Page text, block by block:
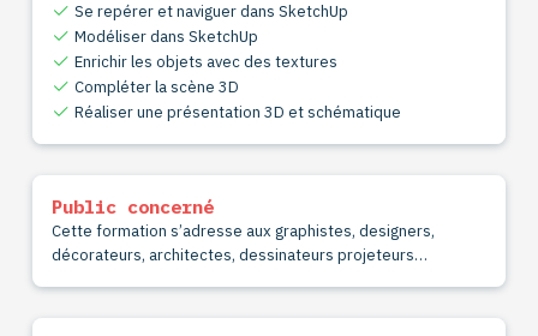
Se repérer et naviguer dans SketchUp
Modéliser dans SketchUp
Enrichir les objets avec des textures
Compléter la scène 3D
Réaliser une présentation 3D et schématique
Public concerné
Cette formation s’adresse aux graphistes, designers,
décorateurs, architectes, dessinateurs projeteurs…